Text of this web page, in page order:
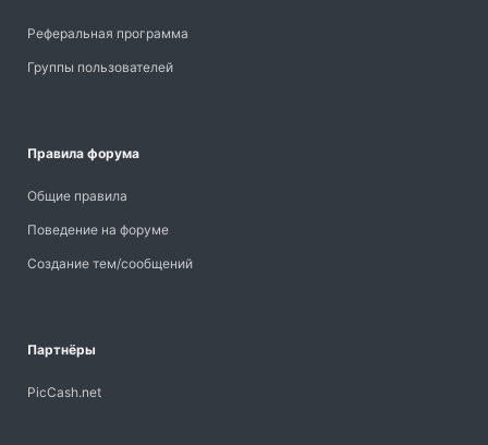
Реферальная программа
Группы пользователей
Правила форума
Общие правила
Поведение на форуме
Создание тем/сообщений
Партнёры
PicCash.net